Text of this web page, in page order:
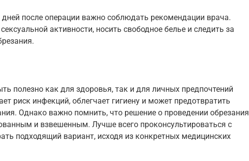
дней после операции важно соблюдать рекомендации врача.
активности, носить свободное белье и следить за
полезно как для здоровья, так и для личных предпочтений
риск инфекций, облегчает гигиену и может предотвратить
Однако важно помнить, что решение о проведении обрезания
и взвешенным. Лучше всего проконсультироваться с
подходящий вариант, исходя из конкретных медицинских